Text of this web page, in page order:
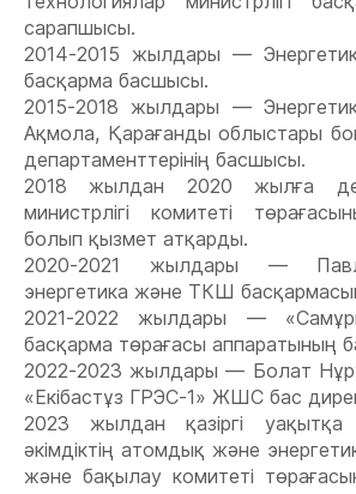
сарапшысы.
2014-2015 жылдары — Энергетика
басқарма басшысы.
2015-2018 жылдары — Энергетика
Ақмола, Қарағанды облыстары
департаменттерінің басшысы.
2018 жылдан 2020 жылға
министрлігі комитеті
болып қызмет атқарды.
2020-2021 жылдары —
энергетика және ТКШ
2021-2022 жылдары —
басқарма төрағасы аппаратының
2022-2023 жылдары — Болат
«Екібастұз ГРЭС-1» ЖШС бас
2023 жылдан қазіргі уақытқа
әкімдіктің атомдық және
және бақылау комитеті